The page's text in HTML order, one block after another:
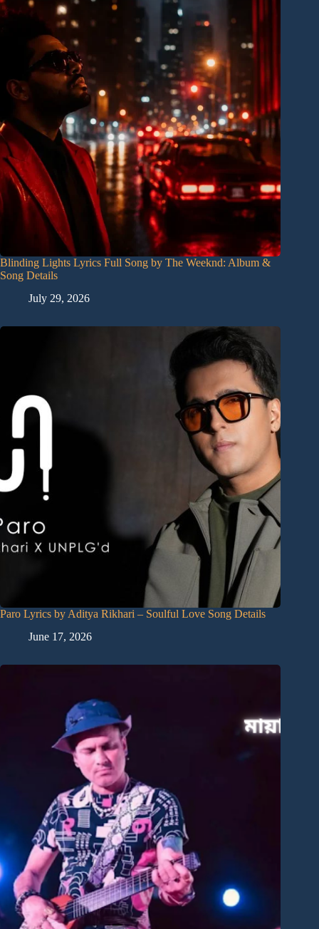
Blinding Lights Lyrics Full Song by The Weeknd: Album &
Song Details
July 29, 2026
Paro Lyrics by Aditya Rikhari – Soulful Love Song Details
June 17, 2026